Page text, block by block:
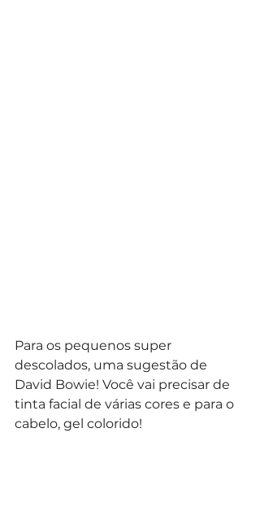
Para os pequenos super
descolados, uma sugestão de
David Bowie! Você vai precisar de
tinta facial de várias cores e para o
cabelo, gel colorido!